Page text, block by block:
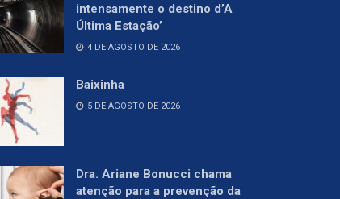
intensamente o destino d’A
Última Estação’
4 DE AGOSTO DE 2026
Baixinha
5 DE AGOSTO DE 2026
Dra. Ariane Bonucci chama
atenção para a prevenção da